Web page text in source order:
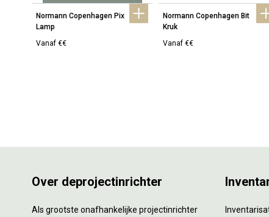
Normann Copenhagen Pix
Lamp
Vanaf €€
Normann Copenhagen Bit
Kruk
Vanaf €€
Over deprojectinrichter
Als grootste onafhankelijke projectinrichter